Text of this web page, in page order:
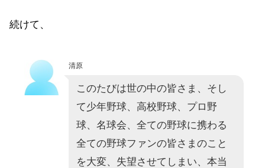
続けて、
清原
このたびは世の中の皆さま、そし
て少年野球、高校野球、プロ野
球、名球会、全ての野球に携わる
全ての野球ファンの皆さまのこと
を大変、失望させてしまい、本当